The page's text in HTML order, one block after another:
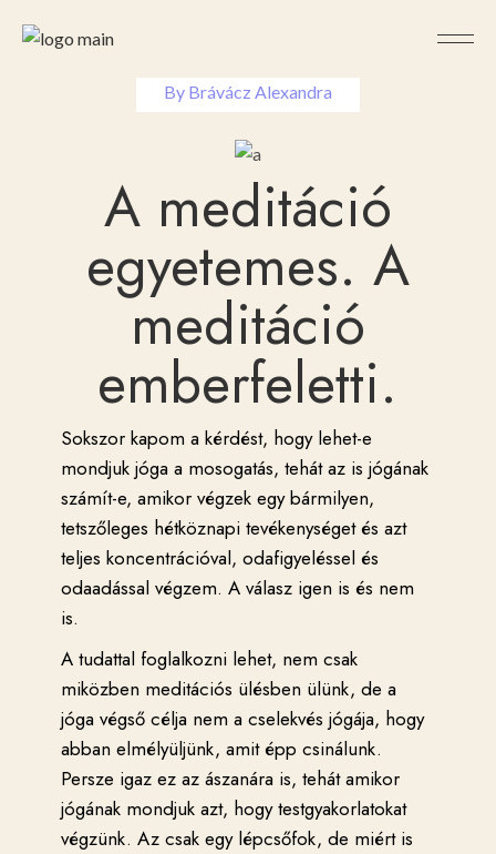
By Brávácz Alexandra
A meditáció
egyetemes. A
meditáció
emberfeletti.
Sokszor kapom a kérdést, hogy lehet-e
mondjuk jóga a mosogatás, tehát az is jógának
számít-e, amikor végzek egy bármilyen,
tetszőleges hétköznapi tevékenységet és azt
teljes koncentrációval, odafigyeléssel és
odaadással végzem. A válasz igen is és nem
is.
A tudattal foglalkozni lehet, nem csak
miközben meditációs ülésben ülünk, de a
jóga végső célja nem a cselekvés jógája, hogy
abban elmélyüljünk, amit épp csinálunk.
Persze igaz ez az ászanára is, tehát amikor
jógának mondjukazt, hogy testgyakorlatokat
végzünk. Az csak egy lépcsőfok, de miért is